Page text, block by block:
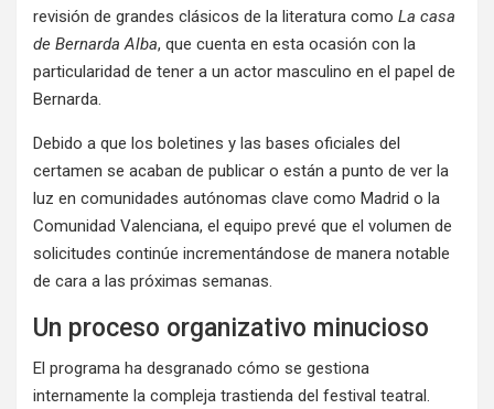
revisión de grandes clásicos de la literatura como La casa
de Bernarda Alba, que cuenta en esta ocasión con la
particularidad de tener a un actor masculino en el papel de
Bernarda.
Debido a que los boletines y las bases oficiales del
certamen se acaban de publicar o están a punto de ver la
luz en comunidades autónomas clave como Madrid o la
Comunidad Valenciana, el equipo prevé que el volumen de
solicitudes continúe incrementándose de manera notable
de cara a las próximas semanas.
Un proceso organizativo minucioso
El programa ha desgranado cómo se gestiona
internamente la compleja trastienda del festival teatral.